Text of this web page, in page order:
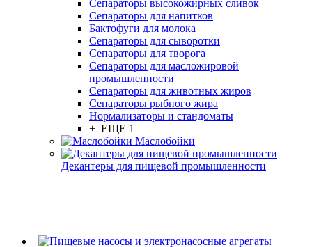
Сепараторы высокожирных сливок
Сепараторы для напитков
Бактофуги для молока
Сепараторы для сыворотки
Сепараторы для творога
Сепараторы для масложировой
промышленности
Сепараторы для животных жиров
Сепараторы рыбного жира
Нормализаторы и стандоматы
+ ЕЩЕ 1
Маслобойки
Декантеры для пищевой промышленности